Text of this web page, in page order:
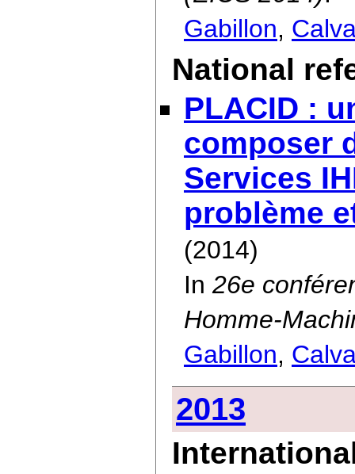
Gabillon,
National
PLACID :
composer
Services
problème
(2014)
In 26e
Homme-
Gabillon,
2013